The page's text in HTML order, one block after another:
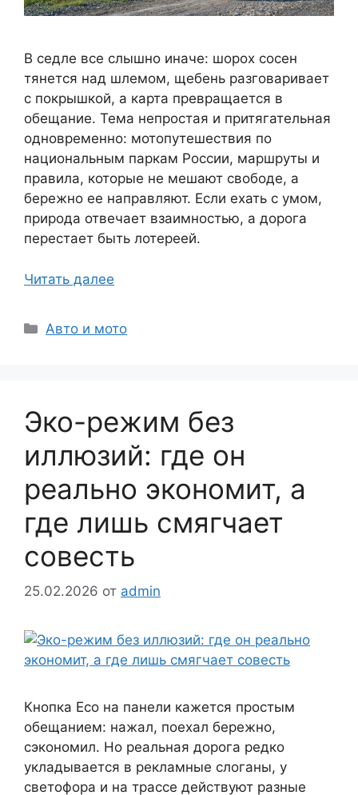
В седле все слышно иначе: шорох сосен
тянется над шлемом, щебень разговаривает
с покрышкой, а карта превращается в
обещание. Тема непростая и притягательная
одновременно: мотопутешествия по
национальным паркам России, маршруты и
правила, которые не мешают свободе, а
бережно ее направляют. Если ехать с умом,
природа отвечает взаимностью, а дорога
перестает быть лотереей.
Читать далее
Рубрики
Авто и мото
Эко-режим без
иллюзий: где он
реально экономит, а
где лишь смягчает
совесть
25.02.2026 от admin
Кнопка Eco на панели кажется простым
обещанием: нажал, поехал бережно,
сэкономил. Но реальная дорога редко
укладывается в рекламные слоганы, у
светофора и на трассе действуют разные